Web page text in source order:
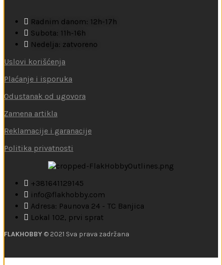
Radnim danom: 12h-17h
Subota: 11h-16h
Nedelja: zatvoreno
Uslovi korišćenja
Plaćanje i isporuka
Odustanak od ugovora
Zamena artikla
Reklamacije i garanacije
Politika privatnosti
+381641129145
info@flakhobby.com
Adresa: Paunova 24 - TC Banjica
Lokal 102, prvi sprat
FLAKHOBBY © 2021 Sva prava zadržana